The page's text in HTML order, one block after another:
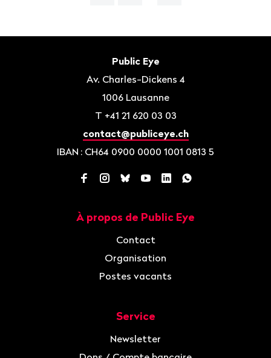
Public Eye
Av. Charles-Dickens 4
1006 Lausanne
T +41 21 620 03 03
contact@publiceye.ch
IBAN : CH64 0900 0000 1001 0813 5
Facebook
Instagram
BlueskyYouTube
LinkedInWhatsApp
À propos de Public Eye
Contact
Organisation
Postes vacants
Service
Newsletter